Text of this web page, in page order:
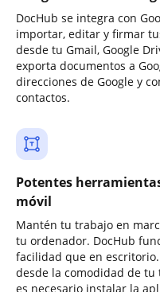
DocHub se integra con
importar, editar y firmar
desde tu Gmail, Google
exporta documentos a
direcciones de Google y
contactos.
Potentes
móvil
Mantén tu trabajo en
tu ordenador. DocHub
facilidad que en
desde la comodidad de
es necesario instalar la